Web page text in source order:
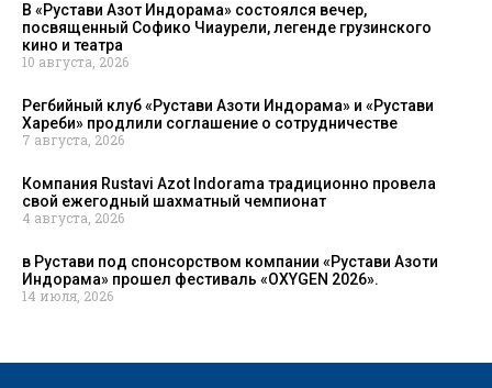
В «Рустави Азот Индорама» состоялся вечер,
посвященный Софико Чиаурели, легенде грузинского
кино и театра
10 августа, 2026
Регбийный клуб «Рустави Азоти Индорама» и «Рустави
Харeби» продлили соглашение о сотрудничестве
7 августа, 2026
Компания Rustavi Azot Indorama традиционно провела
свой ежегодный шахматный чемпионат
4 августа, 2026
в Рустави под спонсорством компании «Рустави Азоти
Индорама» прошел фестиваль «OXYGEN 2026».
14 июля, 2026